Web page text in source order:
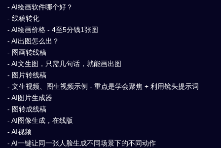
- AI绘画软件哪个好？
- 线稿转化
- AI绘画价格 - 4至5分钱1张图
- AI出图怎么出？
- 图画转线稿
- AI文生图，只需几句话，就能画出图
- 图片转线稿
- 文生视频、图生视频示例 - 重点是学会聚焦 + 利用镜头提示词
- AI图片生成器
- 图转成线稿
- AI图像生成，在线版
- AI视频
- AI一键让同一张人脸生成不同场景下的不同动作